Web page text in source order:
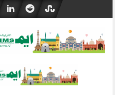
content